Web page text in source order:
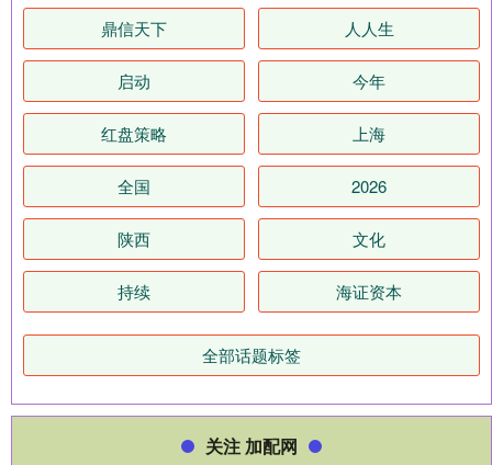
鼎信天下 人人生
启动 今年
红盘策略 上海
全国 2026
陕西 文化
持续 海证资本
全部话题标签
关注 加配网